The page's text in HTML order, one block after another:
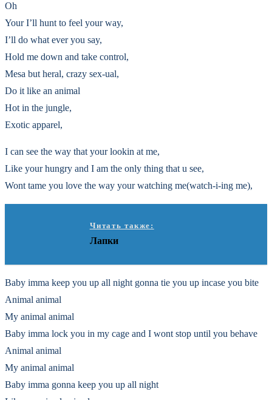
Oh
Your I’ll hunt to feel your way,
I’ll do what ever you say,
Hold me down and take control,
Mesa but heral, crazy sex-ual,
Do it like an animal
Hot in the jungle,
Exotic apparel,
I can see the way that your lookin at me,
Like your hungry and I am the only thing that u see,
Wont tame you love the way your watching me(watch-i-ing me),
Читать также:
Лапки
Baby imma keep you up all night gonna tie you up incase you bite
Animal animal
My animal animal
Baby imma lock you in my cage and I wont stop until you behave
Animal animal
My animal animal
Baby imma gonna keep you up all night